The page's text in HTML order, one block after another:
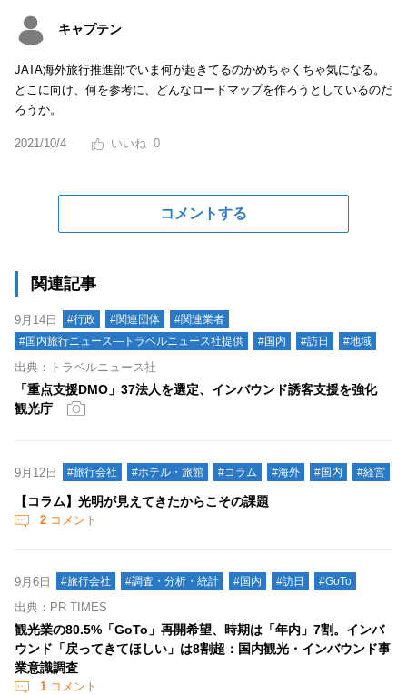
キャプテン
JATA海外旅行推進部でいま何が起きてるのかめちゃくちゃ気になる。
どこに向け、何を参考に、どんなロードマップを作ろうとしているのだ
ろうか。
2021/10/4 0
コメントする
関連記事
9月14日 #行政 #関連団体
#関連業者
#国内旅行ニュース―トラベルニュース社提供
#国内 #訪日 #地域
出典：トラベルニュース社
「重点支援DMO」37法人を選定、インバウンド誘客支援を強化
観光庁
9月12日 #旅行会社 #ホテル・旅館 #コラム #海外 #国内 #経営
【コラム】光明が見えてきたからこその課題
2 コメント
9月6日 #旅行会社 #調査・分析・統計 #国内 #訪日 #GoTo
出典：PR TIMES
観光業の80.5%「GoTo」再開希望、時期は「年内」7割。インバ
ウンド「戻ってきてほしい」は8割超：国内観光・インバウンド事
業意識調査
1 コメント